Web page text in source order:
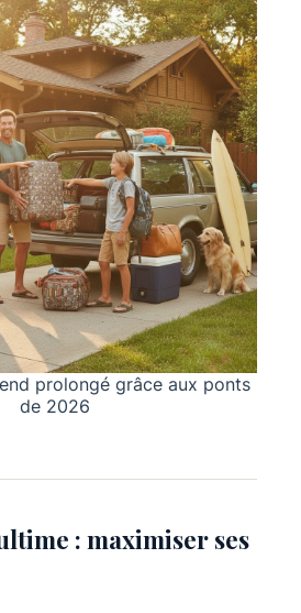
prolongé grâce aux ponts
de 2026
: maximiser ses